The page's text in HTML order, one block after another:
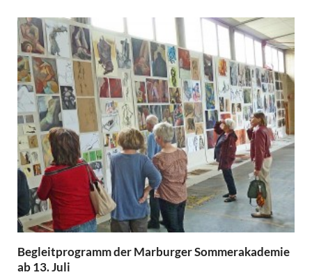
Begleitprogramm der Marburger Sommerakademie
ab 13. Juli